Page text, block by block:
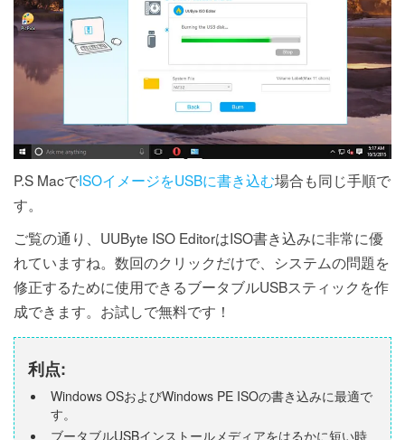
P.S MacでISOイメージをUSBに書き込む場合も同じ手順で
す。
ご覧の通り、UUByte ISO EditorはISO書き込みに非常に優
れていますね。数回のクリックだけで、システムの問題を
修正するために使用できるブータブルUSBスティックを作
成できます。お試しで無料です！
利点:
Windows OSおよびWindows PE ISOの書き込みに最適で
す。
ブータブルUSBインストールメディアをはるかに短い時